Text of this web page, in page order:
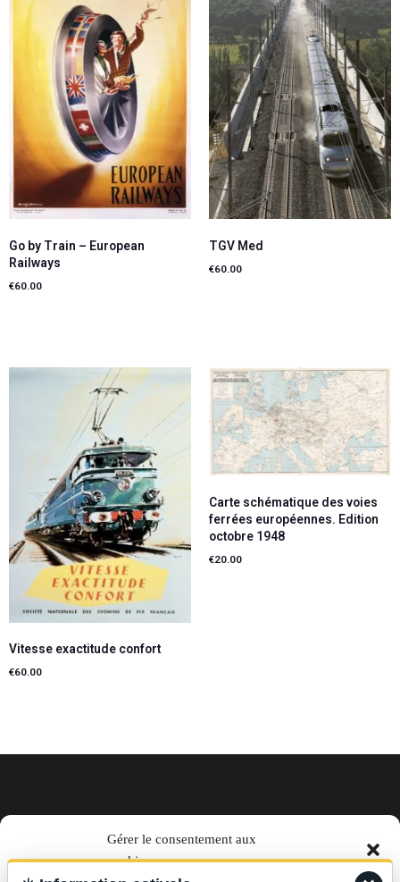
Gérer le consentement aux
cookies
Go by Train – European
Railways
€60.00
TGV Med
€60.00
Vitesse exactitude confort
€60.00
Carte schématique des voies
ferrées européennes. Edition
octobre 1948
€20.00
EN TRAIN magazine par La Vie
du Rail